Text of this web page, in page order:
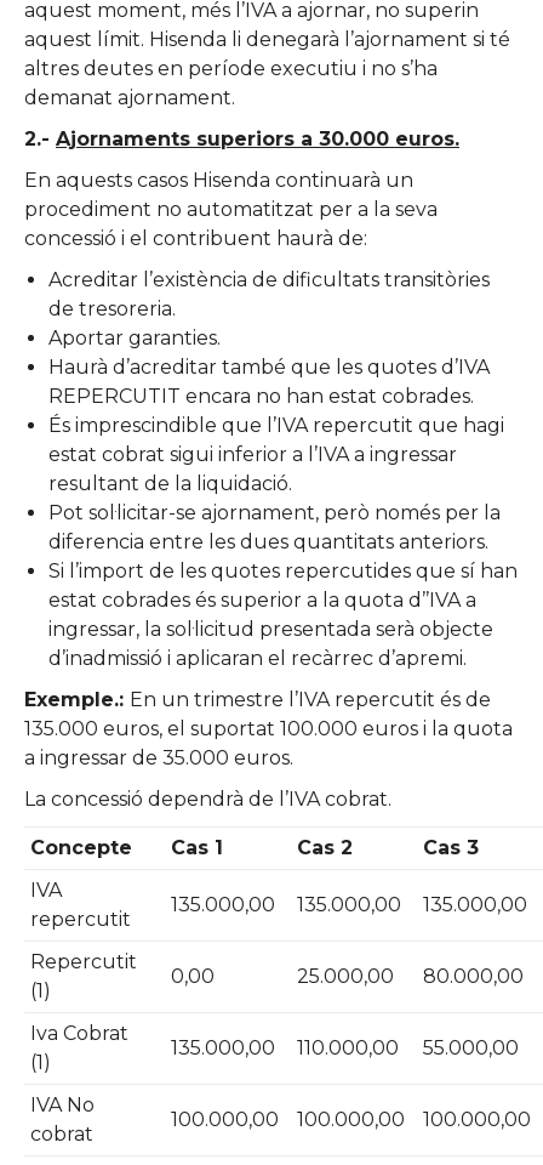
aquest moment, més l’IVA a ajornar, no superin
aquest límit. Hisenda li denegarà l’ajornament si té
altres deutes en període executiu i no s’ha
demanat ajornament.
2.- Ajornaments superiors a 30.000 euros.
En aquests casos Hisenda continuarà un
procediment no automatitzat per a la seva
concessió i el contribuent haurà de:
Acreditar l’existència de dificultats transitòries
de tresoreria.
Aportar garanties.
Haurà d’acreditar també que les quotes d’IVA
REPERCUTIT encara no han estat cobrades.
És imprescindible que l’IVA repercutit que hagi
estat cobrat sigui inferior a l’IVA a ingressar
resultant de la liquidació.
Pot sol·licitar-se ajornament, però només per la
diferencia entre les dues quantitats anteriors.
Si l’import de les quotes repercutides que sí han
estat cobrades és superior a la quota d’’IVA a
ingressar, la sol·licitud presentada serà objecte
d’inadmissió i aplicaran el recàrrec d’apremi.
Exemple.: En un trimestre l’IVA repercutit és de
135.000 euros, el suportat 100.000 euros i la quota
a ingressar de 35.000 euros.
La concessió dependrà de l’IVA cobrat.
Concepte Cas 1 Cas 2
Cas 3
IVA
repercutit
135.000,00 135.000,00 135.000,00
Repercutit
(1)
0,00 25.000,00 80.000,00
Iva Cobrat
(1)
135.000,00 110.000,00 55.000,00
IVA No
cobrat
100.000,00 100.000,00 100.000,00